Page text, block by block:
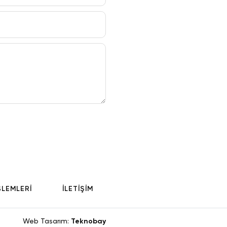
alana
kesitleri görme
daire
eşyalar
2000
gibi alışveriş
otelinizde..
İkizleri’nin
ağaçtan
Buradan
İLETİŞİM
Web Tasarım: Teknobay